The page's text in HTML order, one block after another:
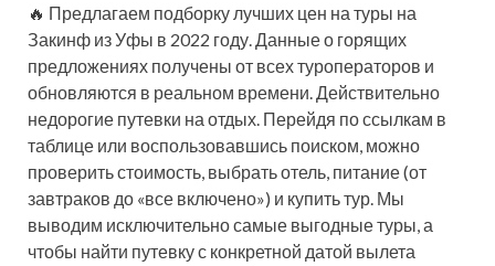
🔥 Предлагаем подборку лучших цен на туры на
Закинф из Уфы в 2022 году. Данные о горящих
предложениях получены от всех туроператоров и
обновляются в реальном времени. Действительно
недорогие путевки на отдых. Перейдя по ссылкам в
таблице или воспользовавшись поиском, можно
проверить стоимость, выбрать отель, питание (от
завтраков до «все включено») и купить тур. Мы
выводим исключительно самые выгодные туры, а
чтобы найти путевку с конкретной датой вылета